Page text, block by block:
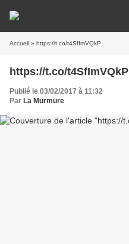
Accueil » https://t.co/t4SfImVQkP
https://t.co/t4SfImVQkP
Publié le 03/02/2017 à 11:32
Par La Murmure